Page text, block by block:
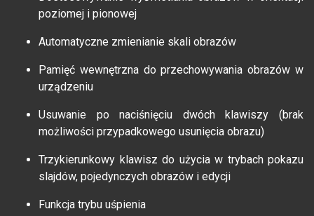
poziomej i pionowej
Automatyczne zmienianie skali obrazów
Pamięć wewnętrzna do przechowywania obrazów w
urządzeniu
Usuwanie po naciśnięciu dwóch klawiszy (brak
możliwości przypadkowego usunięcia obrazu)
Trzykierunkowy klawisz do użycia w trybach pokazu
slajdów, pojedynczych obrazów i edycji
Funkcja trybu uśpienia